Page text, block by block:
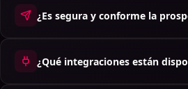
¿Es segura y conforme la
¿Qué integraciones están